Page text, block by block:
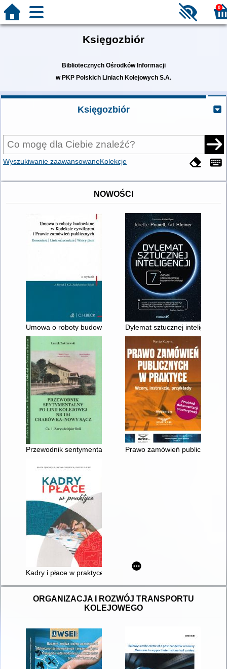
0
Księgozbiór
Bibliotecznych Ośrodków Informacji
w PKP Polskich Liniach Kolejowych S.A.
Księgozbiór
Wyszukiwanie zaawansowaneKolekcje
NOWOŚCI
Umowa o roboty budowlane w Kodeksie cywilnym i Prawie
Dylemat sztucznej inteligencji
Przewodnik sentymentalny po linii kolejowej nr 104 Chabówka
Prawo zamówień publicznych
Kadry i płace w praktyce
ORGANIZACJA I ROZWÓJ TRANSPORTU
KOLEJOWEGO